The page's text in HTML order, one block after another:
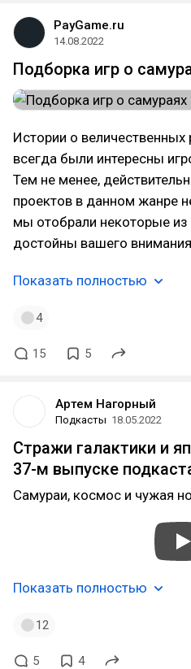
PayGame.ru
14.08.2022
Подборка игр о
Истории о величественных
всегда были интересны
Тем не менее,
проектов в данном жанре
мы отобрали некоторые из
достойны вашего
Показать полностью
4
15 5
Артем Нагорный
Подкасты 18.05.2022
Стражи галактики и
37-м выпуске
Самураи, космос и чужая
Показать полностью
12
5 4